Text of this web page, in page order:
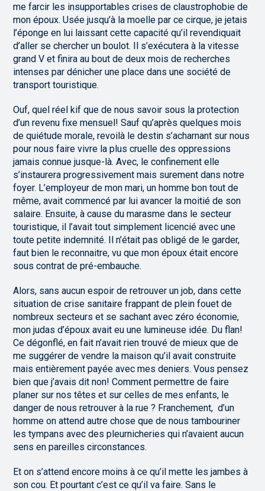
me farcir les insupportables crises de claustrophobie de
mon époux. Usée jusqu’à la moelle par ce cirque, je jetais
l’éponge en lui laissant cette capacité qu’il revendiquait
d’aller se chercher un boulot. Il s’exécutera à la vitesse
grand V et finira au bout de deux mois de recherches
intenses par dénicher une place dans une société de
transport touristique.
Ouf, quel réel kif que de nous savoir sous la protection
d’un revenu fixe mensuel! Sauf qu’après quelques mois
de quiétude morale, revoilà le destin s’acharnant sur nous
pour nous faire vivre la plus cruelle des oppressions
jamais connue jusque-là. Avec, le confinement elle
s’instaurera progressivement mais surement dans notre
foyer. L’employeur de mon mari, un homme bon tout de
même, avait commencé par lui avancer la moitié de son
salaire. Ensuite, à cause du marasme dans le secteur
touristique, il l’avait tout simplement licencié avec une
toute petite indemnité. Il n’était pas obligé de le garder,
faut bien le reconnaitre, vu que mon époux était encore
sous contrat de pré-embauche.
Alors, sans aucun espoir de retrouver un job, dans cette
situation de crise sanitaire frappant de plein fouet de
nombreux secteurs et se sachant avec zéro économie,
mon judas d’époux avait eu une lumineuse idée. Du flan!
Ce dégonflé, en fait n’avait rien trouvé de mieux que de
me suggérer de vendre la maison qu’il avait construite
mais entièrement payée avec mes deniers. Vous pensez
bien que j’avais dit non! Comment permettre de faire
planer sur nos têtes et sur celles de mes enfants, le
danger de nous retrouver à la rue ? Franchement, d’un
homme on attend autre chose que de nous tambouriner
les tympans avec des pleurnicheries qui n’avaient aucun
sens en pareilles circonstances.
Et on s’attend encore moins à ce qu’il mette les jambes à
son cou. Et pourtant c’est ce qu’il va faire. Sans le